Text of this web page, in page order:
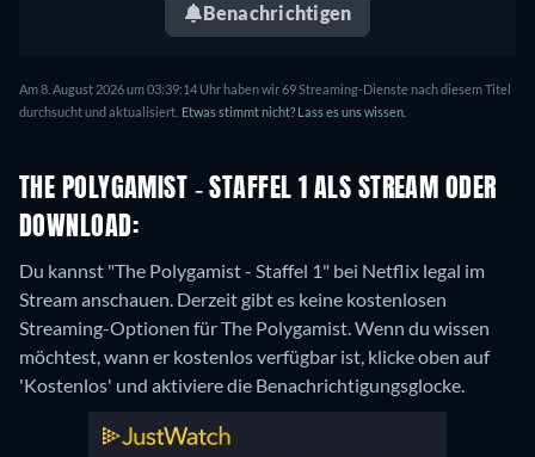
Benachrichtigen
Am 8. August 2026 um 03:39:14 Uhr haben wir 69 Streaming-Dienste nach diesem Titel
durchsucht und aktualisiert. Etwas stimmt nicht? Lass es uns wissen.
THE POLYGAMIST - STAFFEL 1 ALS STREAM ODER
DOWNLOAD:
Du kannst "The Polygamist - Staffel 1" bei Netflix legal im
Stream anschauen. Derzeit gibt es keine kostenlosen
Streaming-Optionen für The Polygamist. Wenn du wissen
möchtest, wann er kostenlos verfügbar ist, klicke oben auf
'Kostenlos' und aktiviere die Benachrichtigungsglocke.